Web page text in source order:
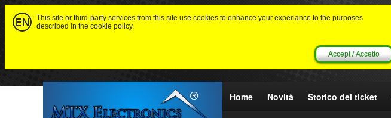
This site or third-party services from this site use cookies to enhance your experiance to the purposes
described in the cookie policy.
Accept / Accetto
Home Novità Storico dei ticket